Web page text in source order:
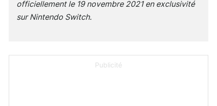
officiellement le 19 novembre 2021 en exclusivité
sur Nintendo Switch.
Publicité